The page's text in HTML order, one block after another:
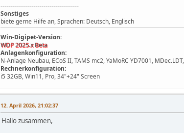
----------------------------------------
Sonstiges
biete gerne Hilfe an, Sprachen: Deutsch, Englisch
Win-Digipet-Version:
WDP 2025.x Beta
Anlagenkonfiguration:
N-Anlage Neubau, ECoS II, TAMS mc2, YaMoRC YD7001,
Rechnerkonfiguration:
i5 32GB, Win11, Pro, 34"+24" Screen
12. April 2026, 21:02:37
Hallo zusammen,